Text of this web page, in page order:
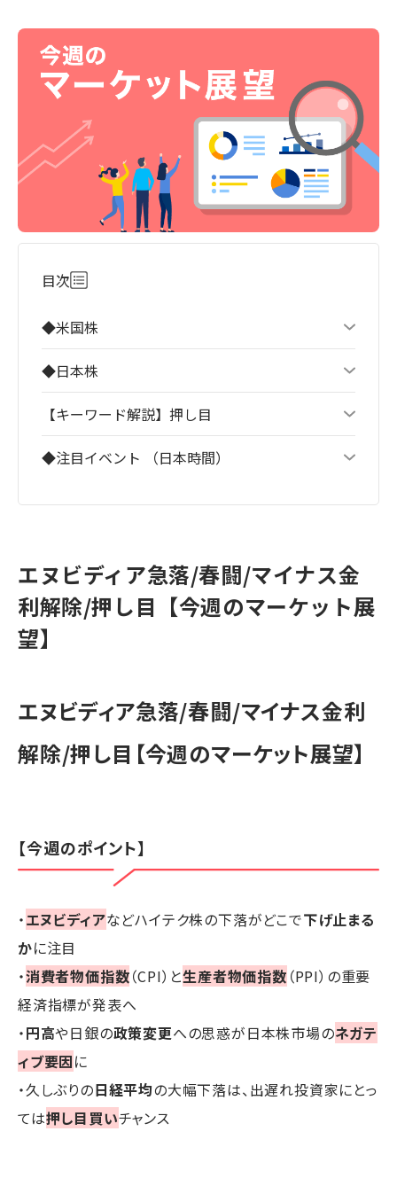
目次
◆米国株
◆日本株
【キーワード解説】押し目
◆注目イベント （日本時間）
エヌビディア急落/春闘/マイナス金
利解除/押し目【今週のマーケット展
望】
エヌビディア急落/春闘/マイナス金利
解除/押し目【今週のマーケット展望】
【今週のポイント】
・エヌビディアなどハイテク株の下落がどこで下げ止まる
かに注目
・消費者物価指数（CPI）と生産者物価指数 （PPI）の重要
経済指標が発表へ
・円高や日銀の政策変更への思惑が日本株市場のネガテ
ィブ要因に
・久しぶりの日経平均の大幅下落は、出遅れ投資家にとっ
ては押し目買いチャンス